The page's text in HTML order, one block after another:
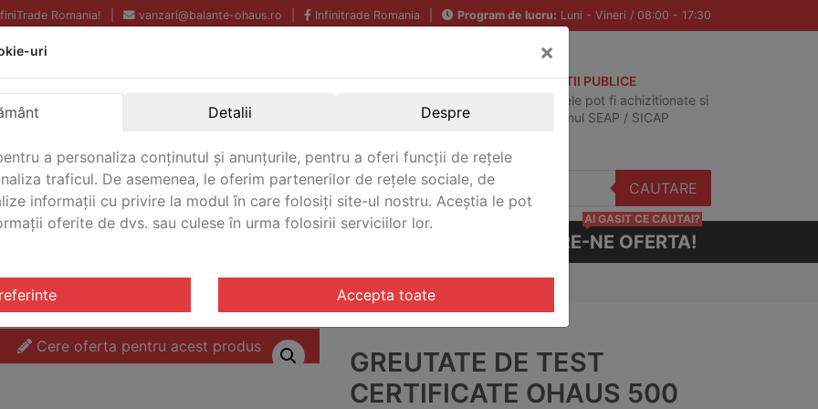
Romania! vanzari@balante-ohaus.ro Infinitrade Romania Program de lucru: Luni - Vineri / 08:00 - 17:30
Echipamente profesionale
pentru laborator.
Garantie Internationala.
ACHIZITII PUBLICE
Produsele pot fi achizitionate si
in sistemul SEAP / SICAP
CAUTARE
CERE-NE OFERTA!
AI GASIT CE CAUTAI?
F1/ Greutate de test certificate Ohaus 500 OIML F1 OH CERT
Cere oferta pentru acest produs
GREUTATE DE TEST
CERTIFICATE OHAUS 500
uri ×
Detalii Despre
a personaliza conținutul și anunțurile, pentru a oferi funcții de rețele
traficul. De asemenea, le oferim partenerilor de rețele sociale, de
informații cu privire la modul în care folosiți site-ul nostru. Aceștia le pot
oferite de dvs. sau culese în urma folosirii serviciilor lor.
Accepta toate